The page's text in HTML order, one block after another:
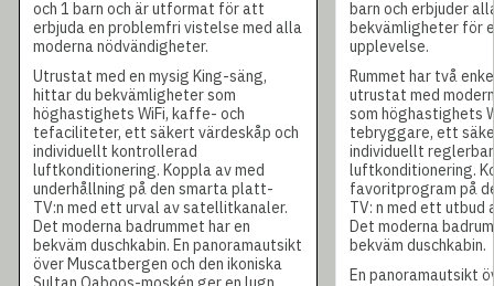
och 1 barn och är utformat för att
erbjuda en problemfri vistelse med alla
moderna nödvändigheter.
Utrustat med en mysig King-säng,
hittar du bekvämligheter som
höghastighets WiFi, kaffe- och
tefaciliteter, ett säkert värdeskåp och
individuellt kontrollerad
luftkonditionering. Koppla av med
underhållning på den smarta platt-
TV:n med ett urval av satellitkanaler.
Det moderna badrummet har en
bekväm duschkabin. En panoramautsikt
över Muscatbergen och den ikoniska
barn och erbjuder
bekvämligheter för
upplevelse.
Rummet har två
utrustat med
som höghastighets
tebryggare, ett
individuellt reglerbar
luftkonditionering.
favoritprogram på
TV: n med ett utbud
Det moderna
bekväm duschkabin.
En panoramautsikt